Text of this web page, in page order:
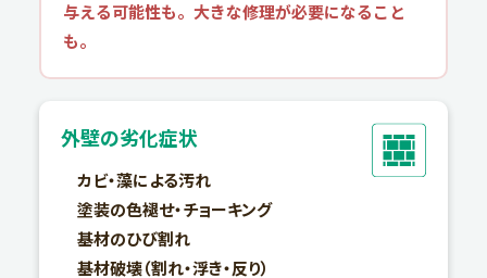
与える可能性も。大きな修理が必要になること
も。
外壁の劣化症状
カビ・藻による汚れ
塗装の色褪せ・チョーキング
基材のひび割れ
基材破壊（割れ・浮き・反り）